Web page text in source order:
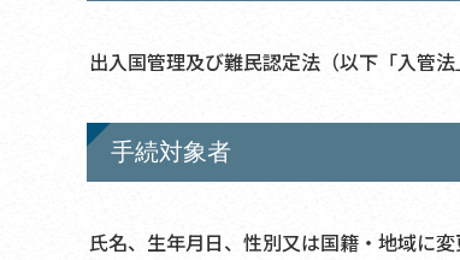
出入国管理及び難民認定法（以下「入管
手続対象者
氏名、生年月日、性別又は国籍・地域に